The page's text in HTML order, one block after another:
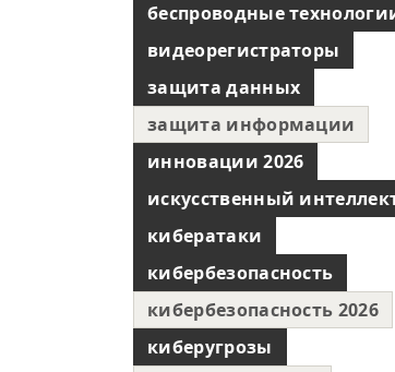
беспроводные
видеорегистраторы
защита данных
защита информации
инновации 2026
искусственный
кибератаки
кибербезопасность
кибербезопасность 2026
киберугрозы